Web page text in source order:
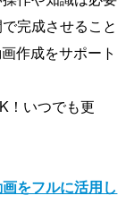
完成させること
作成をサポート
！いつでも更
をフルに活用し